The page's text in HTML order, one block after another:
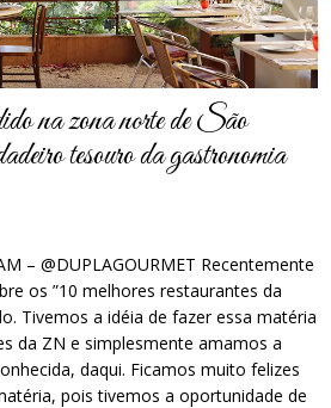
na zona norte de São
tesouro da gastronomia
– @DUPLAGOURMET Recentemente
os ”10 melhores restaurantes da
Tivemos a idéia de fazer essa matéria
da ZN e simplesmente amamos a
daqui. Ficamos muito felizes
pois tivemos a oportunidade de